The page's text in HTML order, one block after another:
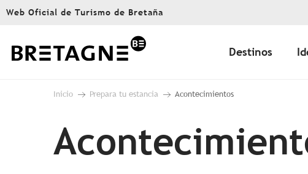
Aller
principal
Web Oficial de Turismo de Bretaña
Destinos
Inicio Prepara tu estancia Acontecimientos